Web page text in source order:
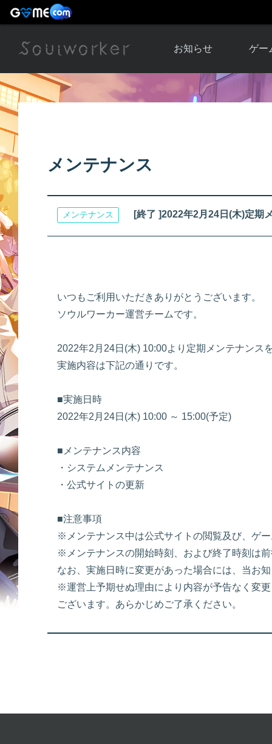
お知らせ
お知らせ一覧
ゲー
ソウ
アップ
メンテナンス
メンテナンス [終了 ]2022年2月24日(木)定期
いつもご利用いただきありがとうございます。
ソウルワーカー運営チームです。
2022年2月24日(木) 10:00より定期メンテナンス
実施内容は下記の通りです。
■実施日時
2022年2月24日(木) 10:00 ～ 15:00(予定)
■メンテナンス内容
・システムメンテナンス
・公式サイトの更新
■注意事項
※メンテナンス中は公式サイトの閲覧及び、ゲ
※メンテナンスの開始時刻、および終了時刻は
なお、実施日時に変更があった場合には、当お
※運営上予期せぬ理由により内容が予告なく変
ございます。あらかじめご了承ください。